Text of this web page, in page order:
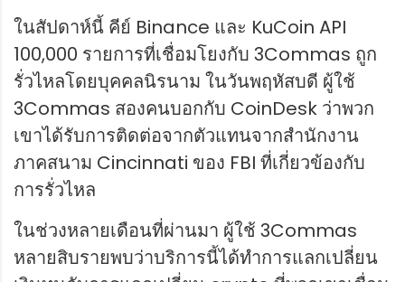
ในสัปดาห์นี้ คีย์ Binance และ KuCoin API
100,000 รายการที่เชื่อมโยงกับ 3Commas ถูก
รั่วไหลโดยบุคคลนิรนาม ในวันพฤหัสบดี ผู้ใช้
3Commas สองคนบอกกับ CoinDesk ว่าพวก
เขาได้รับการติดต่อจากตัวแทนจากสำนักงาน
ภาคสนาม Cincinnati ของ FBI ที่เกี่ยวข้องกับ
การรั่วไหล
ในช่วงหลายเดือนที่ผ่านมา ผู้ใช้ 3Commas
หลายสิบรายพบว่าบริการนี้ได้ทำการแลกเปลี่ยน